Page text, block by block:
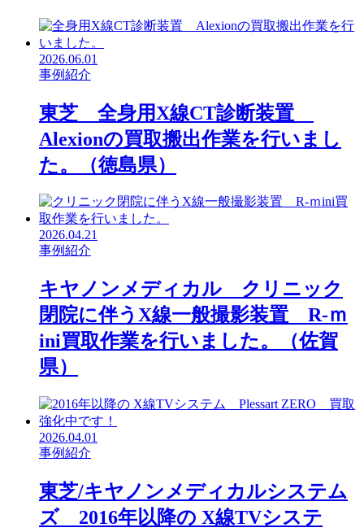
2026.06.01
事例紹介
東芝 全身用X線CT診断装置
Alexionの買取搬出作業を行いまし
た。（徳島県）
2026.04.21
事例紹介
キヤノンメディカル クリニック
閉院に伴うX線一般撮影装置 R-ｍ
ini買取作業を行いました。（佐賀
県）
2026.04.01
事例紹介
東芝/キヤノンメディカルシステム
ズ 2016年以降の X線TVシステ